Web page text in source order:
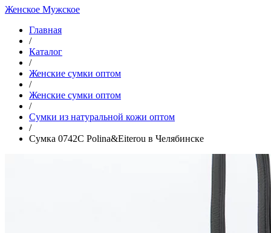
Женское Мужское
Главная
/
Каталог
/
Женские сумки оптом
/
Женские сумки оптом
/
Cумки из натуральной кожи оптом
/
Сумка 0742C Polina&Eiterou в Челябинске